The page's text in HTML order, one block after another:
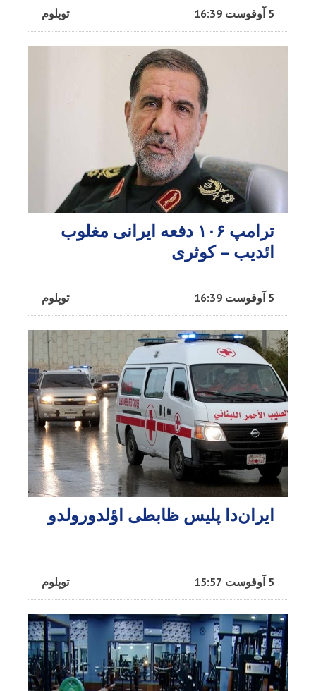
توپلوم 5 آوقوست 16:39
ترامپ ۱۰۶ دفعه ایرانی مغلوب
ائدیب – کوثری
توپلوم 5 آوقوست 16:39
ایران‌دا پلیس ظابطی اؤلدورولدو
توپلوم 5 آوقوست 15:57